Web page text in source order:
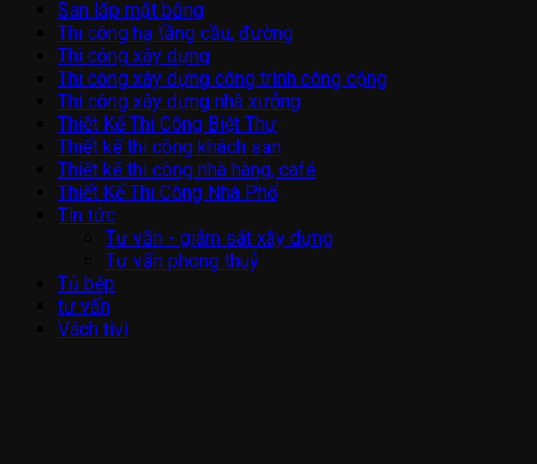
San lấp mặt bằng
Thi công hạ tầng cầu, đường
Thi công xây dựng
Thi công xây dựng công trình công cộng
Thi công xây dựng nhà xưởng
Thiết Kế Thi Công Biệt Thự
Thiết kế thi công khách sạn
Thiết kế thi công nhà hàng, café
Thiết Kế Thi Công Nhà Phố
Tin tức
Tư vấn - giám sát xây dựng
Tư vấn phong thuỷ
Tủ bếp
tư vấn
Vách tivi